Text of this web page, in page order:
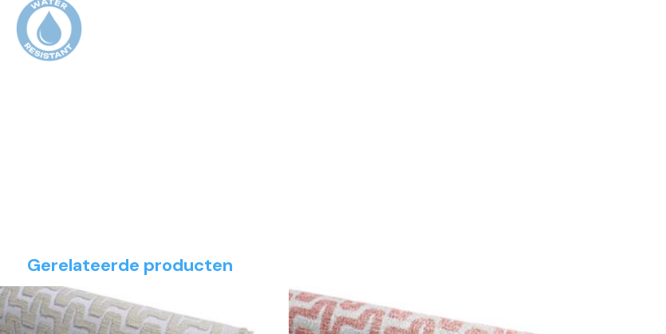
Gerelateerde producten